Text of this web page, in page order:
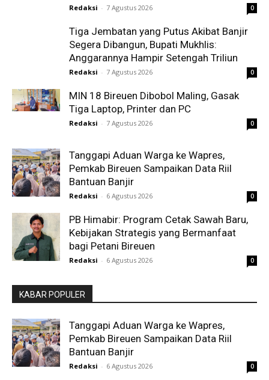
Redaksi - 7 Agustus 2026 0
Tiga Jembatan yang Putus Akibat Banjir
Segera Dibangun, Bupati Mukhlis:
Anggarannya Hampir Setengah Triliun
Redaksi - 7 Agustus 2026 0
MIN 18 Bireuen Dibobol Maling, Gasak
Tiga Laptop, Printer dan PC
Redaksi - 7 Agustus 2026 0
Tanggapi Aduan Warga ke Wapres,
Pemkab Bireuen Sampaikan Data Riil
Bantuan Banjir
Redaksi - 6 Agustus 2026 0
PB Himabir: Program Cetak Sawah Baru,
Kebijakan Strategis yang Bermanfaat
bagi Petani Bireuen
Redaksi - 6 Agustus 2026 0
KABAR POPULER
Tanggapi Aduan Warga ke Wapres,
Pemkab Bireuen Sampaikan Data Riil
Bantuan Banjir
Redaksi - 6 Agustus 2026 0